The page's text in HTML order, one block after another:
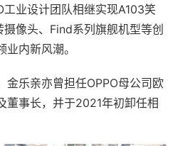
工业设计团队相继实现A103笑
像头、Find系列旗舰机型等创
内新风潮。
金乐亲亦曾担任OPPO母公司欧
董事长，并于2021年初卸任相